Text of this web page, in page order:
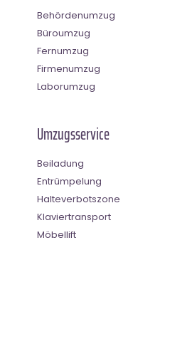
Behördenumzug
Büroumzug
Fernumzug
Firmenumzug
Laborumzug
Umzugsservice
Beiladung
Entrümpelung
Halteverbotszone
Klaviertransport
Möbellift